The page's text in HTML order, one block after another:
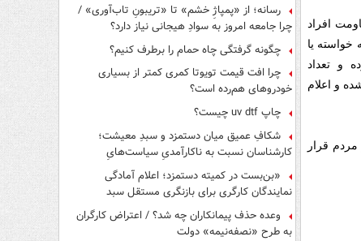
افراد
خواسته یا
و تعداد
و اعلام
قرار
رسانه؛ از «پمپاژِ خشم» تا «تریبونِ تاب‌آوری» /
چرا جامعه امروز به سوادِ هیجانی نیاز دارد؟
چگونه گرفتگی چاه حمام را برطرف کنیم؟
چرا افت قیمت تویوتا کمری کمتر از بسیاری
خودروهای هم‌رده است؟
چاپ uv dtf چیست؟
شکافِ عمیق میان دستمزد و سبدِ معیشت؛
کارشناسان نسبت به ناکارآمدیِ سیاست‌هایِ
حمایتی هشدار دادند
«بن‌بست در کمیته دستمزد؛ اعلام آمادگی
نمایندگان کارگری برای بازنگری مستقل سبد
وعده حذف پیمانکاران چه شد؟ / اعتراض کارگران
به طرح «نصفه‌نیمه» دولت